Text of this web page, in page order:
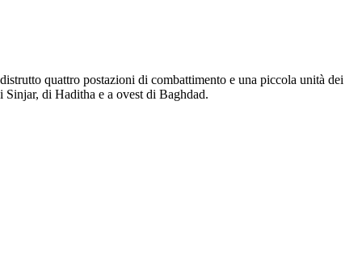
quattro postazioni di combattimento e una piccola unità dei
di Haditha e a ovest di Baghdad.